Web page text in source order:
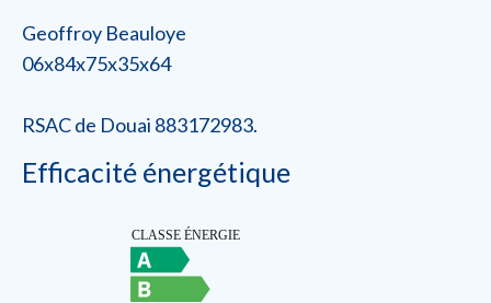
Geoffroy Beauloye
06x84x75x35x64
RSAC de Douai 883172983.
Efficacité énergétique